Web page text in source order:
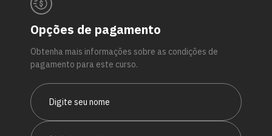
Opções de pagamento
Obtenha mais informações sobre as condições de
pagamento para este curso.